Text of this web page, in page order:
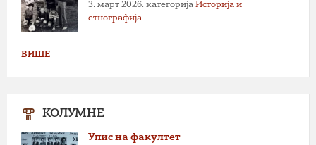
3. март 2026. категорија Историја и
етнографија
ВИШЕ
КОЛУМНЕ
Упис на факултет